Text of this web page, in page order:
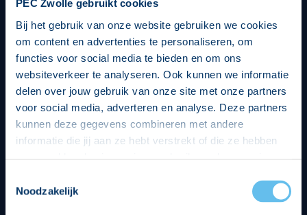
PEC Zwolle gebruikt cookies
Bij het gebruik van onze website gebruiken we cookies
om content en advertenties te personaliseren, om
functies voor social media te bieden en om ons
websiteverkeer te analyseren. Ook kunnen we informatie
delen over jouw gebruik van onze site met onze partners
voor social media, adverteren en analyse. Deze partners
kunnen deze gegevens combineren met andere
informatie die jij aan ze hebt verstrekt of die ze hebben
op een veilige en integere wijze. Je kunt je toestemming
beheren op de privacy- en cookieverklaring pagina.
Noodzakelijk